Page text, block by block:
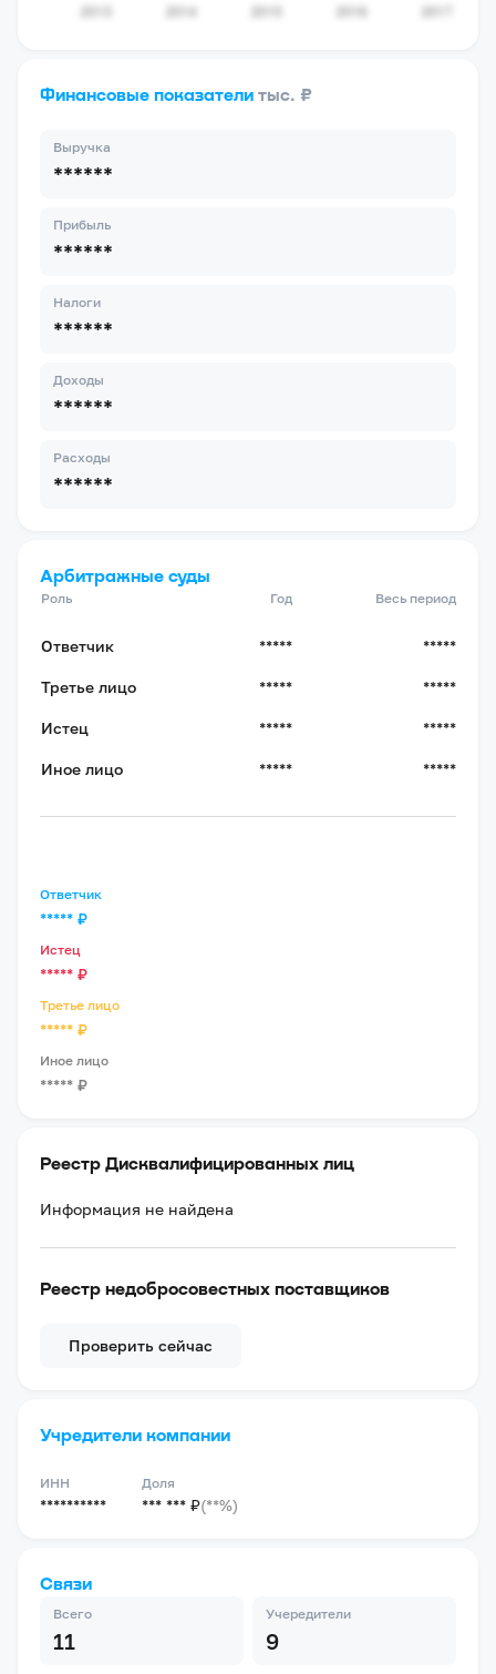
Финансовые показатели тыс. ₽
Выручка
******
Прибыль
******
Налоги
******
Доходы
******
Расходы
******
Арбитражные суды
Роль Год Весь период
Ответчик ***** *****
Третье лицо ***** *****
Истец ***** *****
Иное лицо ***** *****
Ответчик
***** ₽
Истец
***** ₽
Третье лицо
***** ₽
Иное лицо
***** ₽
Реестр Дисквалифицированных лиц
Информация не найдена
Реестр недобросовестных поставщиков
Проверить сейчас
Учредители компании
ИНН
**********
Доля
*** *** ₽(**%)
Связи
Всего
11
Учередители
9